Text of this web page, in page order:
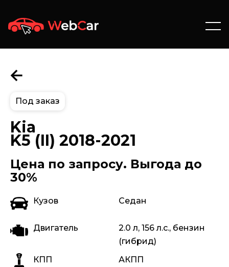
Под заказ
Kia
K5 (II) 2018-2021
Цена по запросу. Выгода до
30%
Кузов Седан
Двигатель
2.0 л, 156 л.с., бензин
(гибрид)
КПП
АКПП